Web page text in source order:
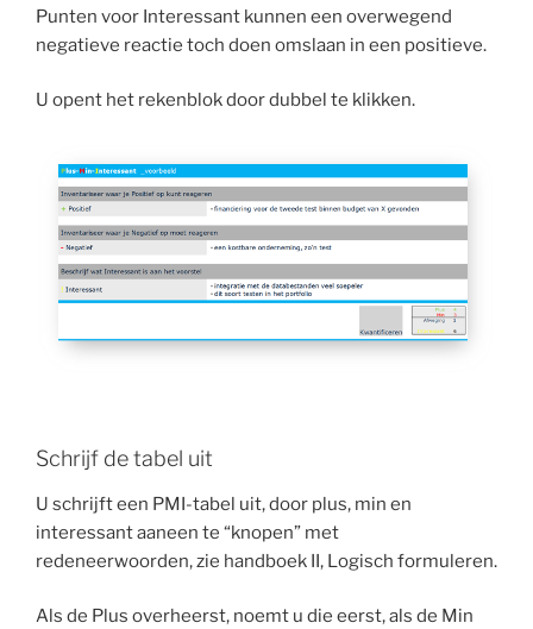
Punten voor Interessant kunnen een overwegend
negatieve reactie toch doen omslaan in een positieve.
U opent het rekenblok door dubbel te klikken.
Schrijf de tabel uit
U schrijft een PMI-tabel uit, door plus, min en
interessant aaneen te “knopen” met
redeneerwoorden, zie handboek II, Logisch formuleren.
Als de Plus overheerst, noemt u die eerst, als de Min